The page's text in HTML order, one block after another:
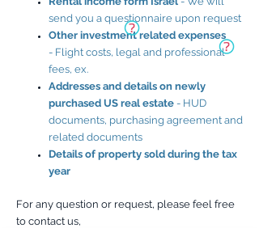
send you a questionnaire upon request
Other investment related expenses
- Flight costs, legal and professional
fees, ex.
Addresses and details on newly
purchased US real estate - HUD
documents, purchasing agreement and
related documents
Details of property sold during the tax
year
For any question or request, please feel free
to contact us,